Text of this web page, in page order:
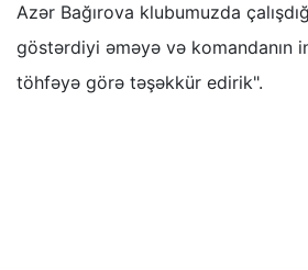
Azər Bağırova klubumuzda
göstərdiyi əməyə və komandanın
töhfəyə görə təşəkkür edirik".